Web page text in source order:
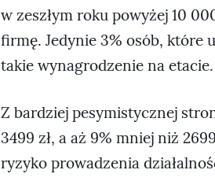
w zeszłym roku powyżej 10
firmę. Jedynie 3% osób, które
takie wynagrodzenie na etacie.
Z bardziej pesymistycznej
3499 zł, a aż 9% mniej niż
ryzyko prowadzenia